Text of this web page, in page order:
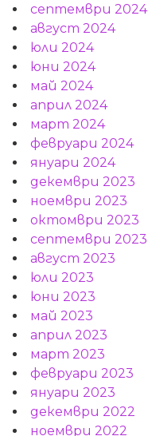
септември 2024
август 2024
юли 2024
юни 2024
май 2024
април 2024
март 2024
февруари 2024
януари 2024
декември 2023
ноември 2023
октомври 2023
септември 2023
август 2023
юли 2023
юни 2023
май 2023
април 2023
март 2023
февруари 2023
януари 2023
декември 2022
ноември 2022